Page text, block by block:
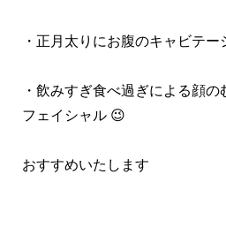
・正月太りにお腹のキャビテ
・飲みすぎ食べ過ぎによる顔
フェイシャル 😉
おすすめいたします